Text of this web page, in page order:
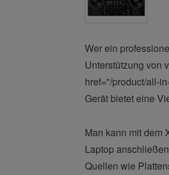
Wer ein
Unterstützung von
href="/product/all-
Gerät bietet eine
Man kann mit dem
Laptop
Quellen wie